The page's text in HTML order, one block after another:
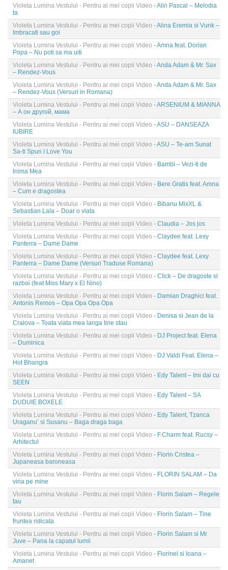
Violeta Lumina Vestului - Pentru ai mei copii Video - Alin Pascal – Melodia
ta
Violeta Lumina Vestului - Pentru ai mei copii Video - Alina Eremia si Vunk –
Imbracati sau goi
Violeta Lumina Vestului - Pentru ai mei copii Video - Amna feat. Dorian
Popa – Nu poti sa ma uiti
Violeta Lumina Vestului - Pentru ai mei copii Video - Anda Adam & Mr. Sax
– Rendez-Vous
Violeta Lumina Vestului - Pentru ai mei copii Video - Anda Adam & Mr. Sax
– Rendez-Vous (Versuri in Romana)
Violeta Lumina Vestului - Pentru ai mei copii Video - ARSENIUM & MIANNA
– А он другой, мама
Violeta Lumina Vestului - Pentru ai mei copii Video - ASU – DANSEAZA
IUBIRE
Violeta Lumina Vestului - Pentru ai mei copii Video - ASU – Te-am Sunat
Sa-ti Spun I Love You
Violeta Lumina Vestului - Pentru ai mei copii Video - Bambi – Vezi-ti de
Inima Mea
Violeta Lumina Vestului - Pentru ai mei copii Video - Bere Gratis feat. Amna
– Cum e dragostea
Violeta Lumina Vestului - Pentru ai mei copii Video - Bibanu MixXL &
Sebastian Lala – Doar o viata
Violeta Lumina Vestului - Pentru ai mei copii Video - Claudia – Jos jos
Violeta Lumina Vestului - Pentru ai mei copii Video - Claydee feat. Lexy
Panterra – Dame Dame
Violeta Lumina Vestului - Pentru ai mei copii Video - Claydee feat. Lexy
Panterra – Dame Dame (Versuri Traduse Romana)
Violeta Lumina Vestului - Pentru ai mei copii Video - Click – De dragoste si
razboi (feat Miss Mary x El Nino)
Violeta Lumina Vestului - Pentru ai mei copii Video - Damian Draghici feat.
Antonis Remos – Opa Opa Opa Opa
Violeta Lumina Vestului - Pentru ai mei copii Video - Denisa si Jean de la
Craiova – Toata viata mea langa tine stau
Violeta Lumina Vestului - Pentru ai mei copii Video - DJ Project feat. Elena
– Duminica
Violeta Lumina Vestului - Pentru ai mei copii Video - DJ Valdi Feat. Elena –
Hot Bhangra
Violeta Lumina Vestului - Pentru ai mei copii Video - Edy Talent – Imi dai cu
SEEN
Violeta Lumina Vestului - Pentru ai mei copii Video - Edy Talent – SA
DUDUIE BOXELE
Violeta Lumina Vestului - Pentru ai mei copii Video - Edy Talent, Tzanca
Uraganu’ si Susanu – Baga draga baga
Violeta Lumina Vestului - Pentru ai mei copii Video - F.Charm feat. Rucsy –
Arhitectul
Violeta Lumina Vestului - Pentru ai mei copii Video - Florin Cristea –
Jupaneasa baroneasa
Violeta Lumina Vestului - Pentru ai mei copii Video - FLORIN SALAM – Da
vina pe mine
Violeta Lumina Vestului - Pentru ai mei copii Video - Florin Salam – Regele
tau
Violeta Lumina Vestului - Pentru ai mei copii Video - Florin Salam – Tine
fruntea ridicata
Violeta Lumina Vestului - Pentru ai mei copii Video - Florin Salam si Mr
Juve – Pana la capatul lumii
Violeta Lumina Vestului - Pentru ai mei copii Video - Florinel si Ioana –
Amanet